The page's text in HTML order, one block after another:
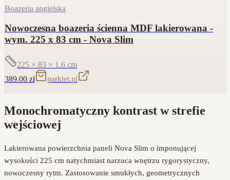
Boazeria angielska
Nowoczesna boazeria ścienna MDF lakierowana -
wym. 225 x 83 cm - Nova Slim
225 × 83 × 1.6 cm
389.00 zł parkiet.pl
Monochromatyczny kontrast w strefie
wejściowej
Lakierowana powierzchnia paneli Nova Slim o imponującej
wysokości 225 cm natychmiast narzuca wnętrzu rygorystyczny,
nowoczesny rytm. Zastosowanie smukłych, geometrycznych